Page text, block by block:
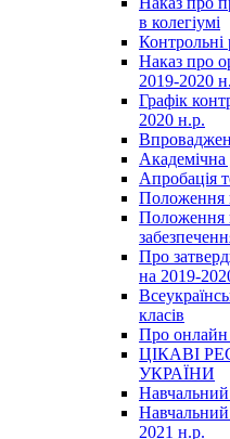
в колегіумі
Контрольні
Наказ про
2019-2020
Графік
2020 н.р.
Апробація
Положення
Положення
Про
на 2019-
класів
Про онлайн
ЦІКАВІ
УКРАЇНИ
Навчальний
2021 н.р.